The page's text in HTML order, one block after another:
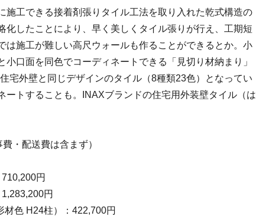
施工できる接着剤張りタイル工法を取り入れた乾式構造の
化したことにより、早く美しくタイル張りが行え、工期短
は施工が難しい高尺ウォールも作ることができるとか。小
口面を同色でコーディネートできる「見切り材納まり」
宅外壁と同じデザインのタイル（8種類23色）となってい
ートすることも。INAXブランドの住宅用外装壁タイル（は
・配送費は含まず）
円
円
材色 H24柱）：422,700円